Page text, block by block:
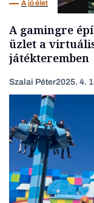
A jó élet
A gamingre
üzlet a
játékteremben
Szalai Péter2025. 4.